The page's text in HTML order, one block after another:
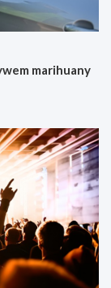
marihuany